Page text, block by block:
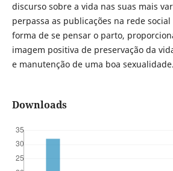
discurso sobre a vida nas suas mais
perpassa as publicações na rede
forma de se pensar o parto,
imagem positiva de preservação da
e manutenção de uma boa sexualidade.
Downloads